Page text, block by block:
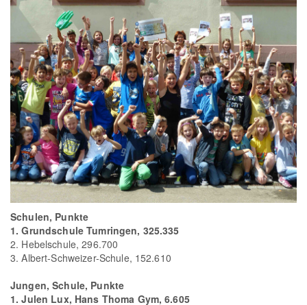
Schulen, Punkte
1. Grundschule Tumringen, 325.335
2. Hebelschule, 296.700
3. Albert-Schweizer-Schule, 152.610
Jungen, Schule, Punkte
1. Julen Lux, Hans Thoma Gym, 6.605